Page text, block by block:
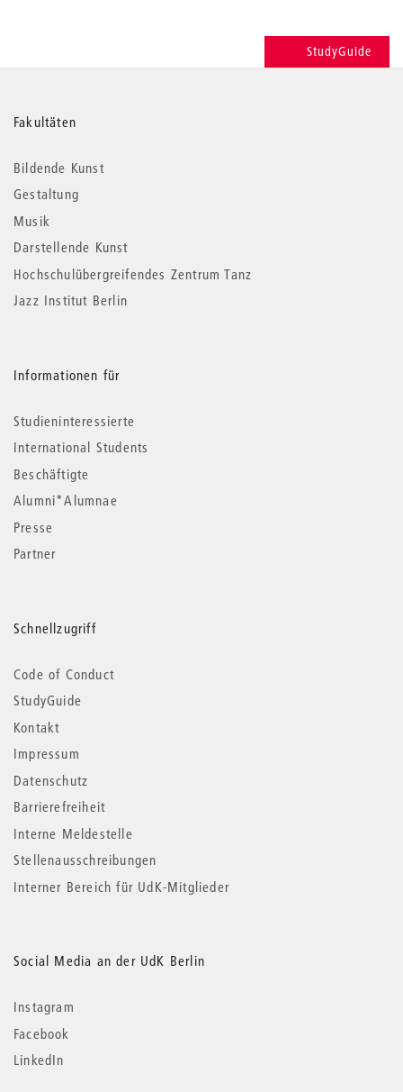
StudyGuide
Weitere
Informationen
Fakultäten
Bildende Kunst
Gestaltung
Musik
Darstellende Kunst
Hochschulübergreifendes Zentrum Tanz
Jazz Institut Berlin
Informationen für
Studieninteressierte
International Students
Beschäftigte
Alumni*Alumnae
Presse
Partner
Schnellzugriff
Code of Conduct
StudyGuide
Kontakt
Impressum
Datenschutz
Barrierefreiheit
Interne Meldestelle
Stellenausschreibungen
Interner Bereich für UdK-Mitglieder
Social Media an der UdK Berlin
Instagram
Facebook
LinkedIn